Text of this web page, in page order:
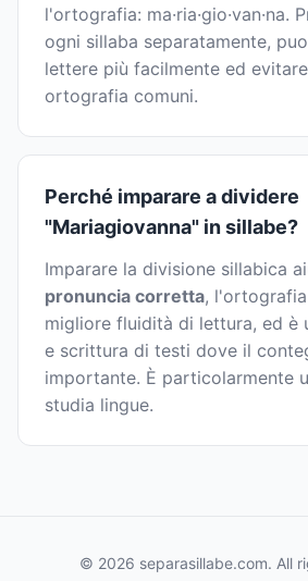
l'ortografia: ma·ria·gio·van·na.
ogni sillaba separatamente,
lettere più facilmente ed
ortografia comuni.
Perché imparare a dividere
"Mariagiovanna" in sillabe?
Imparare la divisione sillabica
pronuncia corretta,
migliore fluidità di lettura, ed è
e scrittura di testi dove il
importante. È particolarmente
studia lingue.
© 2026 separasillabe.com. All